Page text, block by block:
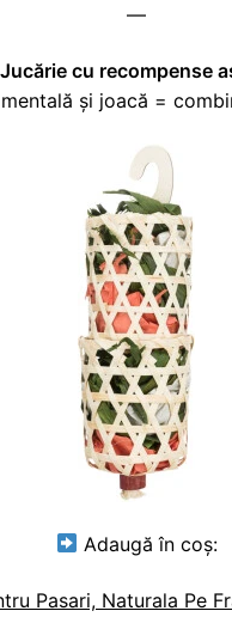
—
Jucărie cu recompense
și joacă =
Adaugă în coș:
Pasari, Naturala Pe